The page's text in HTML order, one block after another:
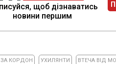
щоб дізнаватись
новини першим
ЗА КОРДОН УХИЛЯНТИ ВТЕЧА ВІД